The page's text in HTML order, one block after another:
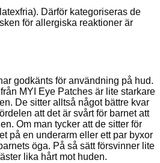
Därför kategoriseras de
för allergiska reaktioner är
godkänts för användning på hud.
MYI Eye Patches är lite starkare
De sitter alltså något bättre kvar
att det är svårt för barnet att
Om man tycker att de sitter för
på en underarm eller ett par byxor
öga. På så sätt försvinner lite
lika hårt mot huden.